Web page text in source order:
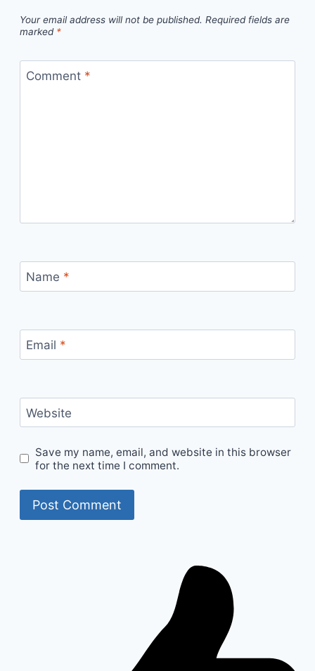
Your email address will not be published. Required fields are
marked *
Comment *
Name *
Email *
Website
Save my name, email, and website in this browser
for the next time I comment.